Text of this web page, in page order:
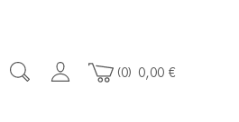
0 0,00 €